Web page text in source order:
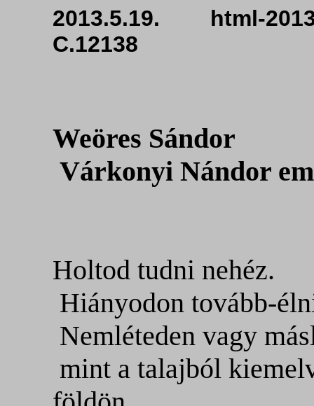
2013.5.19. html-
C.12138
Weöres Sándor
Várkonyi Nándor
Holtodtudni nehéz.
Hiányodon tovább-
Nemléteden vagy
mint a talajból